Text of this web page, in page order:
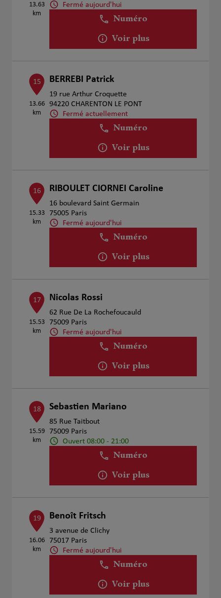
13.63
km
Fermé aujourd'hui
Numéro
Voir plus
15
13.66
km
BERREBI Patrick
19 rue Arthur Croquette
94220 CHARENTON LE PONT
Fermé actuellement
Numéro
Voir plus
16
15.33
km
RIBOULET CIORNEI Caroline
16 boulevard Saint Germain
75005 Paris
Fermé aujourd'hui
Numéro
Voir plus
17
15.53
km
Nicolas Rossi
62 Rue De La Rochefoucauld
75009 Paris
Fermé aujourd'hui
Numéro
Voir plus
18
15.59
km
Sebastien Mariano
85 Rue Taitbout
75009 Paris
Ouvert 08:00 - 21:00
Numéro
Voir plus
19
16.06
km
Benoît Fritsch
3 avenue de Clichy
75017 Paris
Fermé aujourd'hui
Numéro
Voir plus